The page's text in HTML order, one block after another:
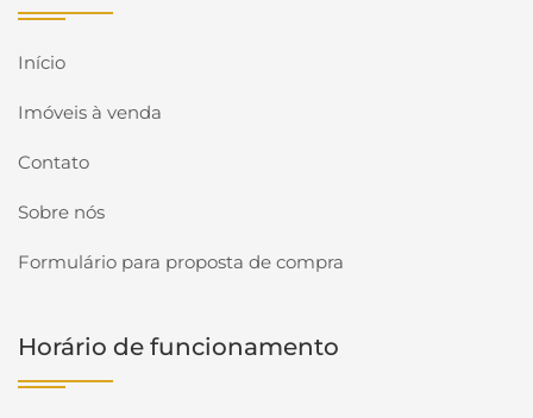
Início
Imóveis à venda
Contato
Sobre nós
Formulário para proposta de compra
Horário de funcionamento